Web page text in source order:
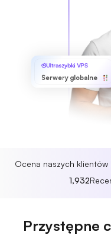
Ultraszybki VPS
Serwery globalne
Ocena naszych klientów
1,932
Przystępne